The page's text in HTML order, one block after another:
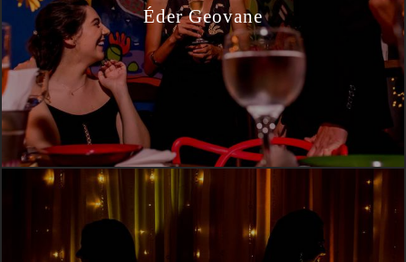
Éder Geovane